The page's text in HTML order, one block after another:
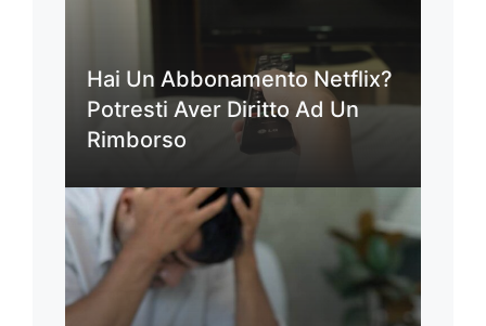
Hai Un Abbonamento Netflix?
Potresti Aver Diritto Ad Un
Rimborso